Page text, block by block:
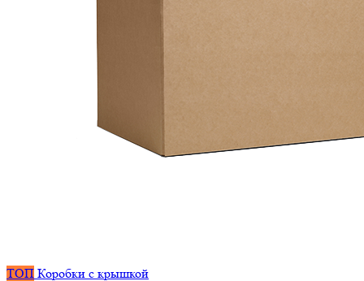
ТОП Коробки с крышкой